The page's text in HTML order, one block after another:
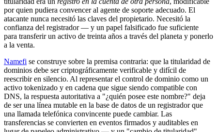
por quien pudiera convencer al agente de soporte adecuado. El
atacante nunca necesitó las claves del propietario. Necesitó la
confianza del registrador — y un papel falsificado fue suficiente
para transferir un activo de treinta años a través del planeta y ponerlo
a la venta.
Namefi se construye sobre la premisa contraria: que la titularidad de
dominios debe ser criptográficamente verificable y difícil de
reescribir en silencio. Al representar el control de dominio como un
activo tokenizado y en cadena que sigue siendo compatible con
DNS, la respuesta autoritativa a "¿quién posee este nombre?" deja
de ser una línea mutable en la base de datos de un registrador que
una llamada telefónica convincente puede cambiar. Las
transferencias se convierten en eventos firmados y auditables en